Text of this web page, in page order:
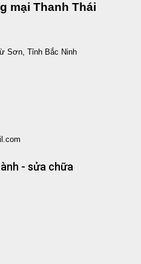
mại Thanh Thái
Sơn, Tỉnh Bắc Ninh
- sửa chữa